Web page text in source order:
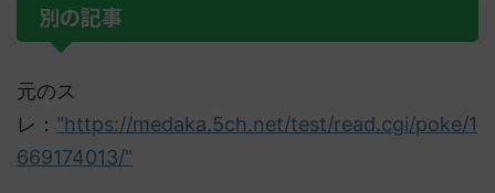
別の記事
元のス
レ： "https://medaka.5ch.net/test/read.cgi/poke/1
669174013/"